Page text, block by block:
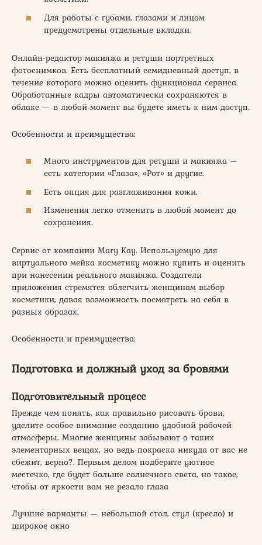
Для работы с губами, глазами и лицом
предусмотрены отдельные вкладки.
Онлайн-редактор макияжа и ретуши портретных
фотоснимков. Есть бесплатный семидневный доступ, в
течение которого можно оценить функционал сервиса.
Обработанные кадры автоматически сохраняются в
облаке — в любой момент вы будете иметь к ним доступ.
Особенности и преимущества:
Много инструментов для ретуши и макияжа —
есть категории «Глаза», «Рот» и другие.
Есть опция для разглаживания кожи.
Изменения легко отменить в любой момент до
сохранения.
Сервис от компании Mary Kay. Используемую для
виртуального мейка косметику можно купить и оценить
при нанесении реального макияжа. Создатели
приложения стремятся облегчить женщинам выбор
косметики, давая возможность посмотреть на себя в
разных образах.
Особенности и преимущества:
Подготовка и должный уход за бровями
Подготовительный процесс
Прежде чем понять, как правильно рисовать брови,
уделите особое внимание созданию удобной рабочей
атмосферы. Многие женщины забывают о таких
элементарных вещах, но ведь покраска никуда от вас не
сбежит, верно?. Первым делом подберите уютное
местечко, где будет больше солнечного света, но такое,
чтобы от яркости вам не резало глаза
Лучшие варианты — небольшой стол, стул (кресло) и
широкое окно